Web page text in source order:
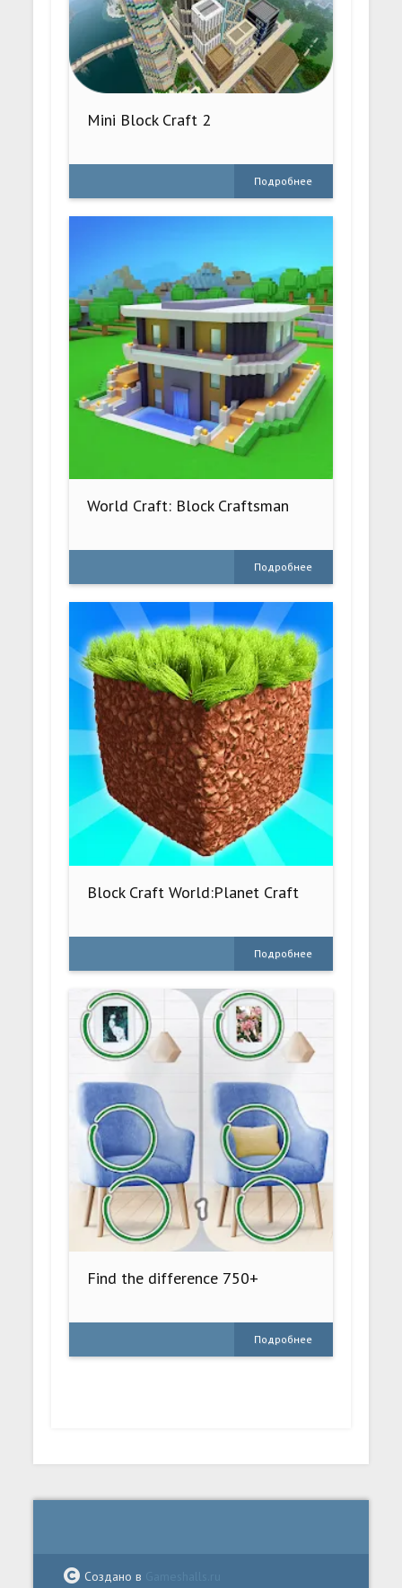
Mini Block Craft 2
Подробнее
World Craft: Block Craftsman
Подробнее
Block Craft World:Planet Craft
Подробнее
Find the difference 750+
Подробнее
Создано в